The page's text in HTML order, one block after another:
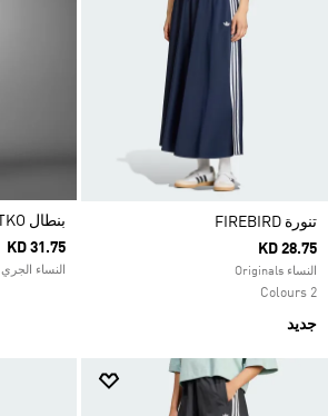
تنورة FIREBIRD
KD 28.75
النساء Originals
2 Colours
جديد
بنطال RUN IT TKO
KD 31.75
النساء الجري